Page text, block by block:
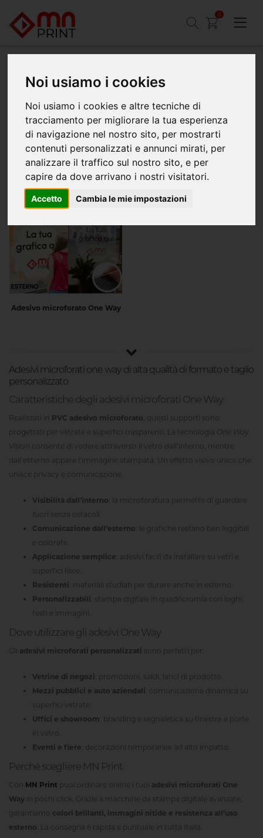
Noi usiamo i cookies
Noi usiamo i cookies e altre tecniche di
tracciamento per migliorare la tua esperienza
di navigazione nel nostro sito, per mostrarti
contenuti personalizzati e annunci mirati, per
analizzare il traffico sul nostro sito, e per
capire da dove arrivano i nostri visitatori.
Accetto Cambia le mie impostazioni
0
Home Adesivi Adesivi microforati one way
Adesivi Microforati One Way
adesivi microforati One Waysono la soluzione ideale per
decorare vetrine e superfici in vetro. Permettono di comunicare
all’esterno con grafiche di forte impatto, garantendo al tempo stesso
visibilità dall’interno.
Adesivo microforato One Way
Adesivi microforati one way di alta qualità di formato e taglio
personalizzato
Caratteristiche degli adesivi microforati One Way
Realizzati in PVC adesivo microforato , questi supporti sono
progettati per vetrate e superfici trasparenti. La tecnologia One Way
Vision consente di vedere attraverso il vetro dall’interno, mentre
dall’esterno appare l’immagine stampata. Un effetto visivo unico che
unisce privacy e comunicazione.
Visibilità dall’interno : la microforatura permette di guardare
fuori senza ostacoli.
Comunicazione dall’esterno : le grafiche restano ben leggibili
e colorate.
Applicazione semplice : adesivi facili da installare su vetri e
superfici lisce.
Resistenti
: materiali studiati per durare anche in esterno.
Personalizzabili
: stampa digitale in quadricromia con loghi,
testi e immagini.
Dove utilizzare gli adesivi One Way
Gli adesivi microforati personalizzati sono perfetti per:
Vetrine di negozi
: promozioni, saldi, lanci di prodotto.
Mezzi pubblici e auto aziendali
: comunicazione dinamica su
superfici vetrate.
Uffici e showroom
: branding e segnaletica su finestre e porte
in vetro.
Eventi e fiere : decorazioni temporanee ad alto impatto.
Perché scegliere MN Print
Con MN Print puoi ordinare online i tuoi adesivi microforati One
Way in pochi click. Grazie a macchine da stampa digitale avanzate,
garantiamo colori brillanti, immagini nitide e resistenza all’uso
esterno . La consegna è rapida e puntuale in tutta Italia.